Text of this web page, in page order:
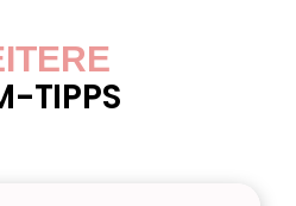
TIPPS